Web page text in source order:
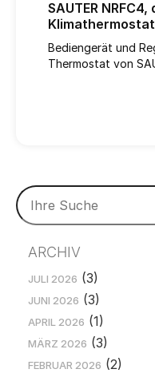
SAUTER
Klimathermostat
Bediengerät und
Thermostat von
ARCHIV
JULI 2026 (3)
JUNI 2026 (3)
APRIL 2026 (1)
MÄRZ 2026 (3)
FEBRUAR 2026 (2)